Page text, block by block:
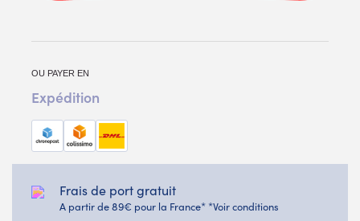
OU PAYER EN
Expédition
Frais de port gratuit
A partir de 89€ pour la France* *Voir conditions